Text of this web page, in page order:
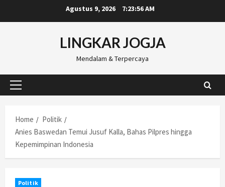
to
Agustus 9, 2026 7:23:57 AM
LINGKAR JOGJA
Mendalam & Terpercaya
Primary
Home
Politik
Anies Baswedan Temui Jusuf Kalla, Bahas Pilpres hingga
Kepemimpinan Indonesia
Politik